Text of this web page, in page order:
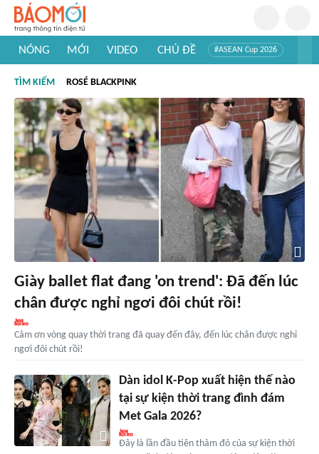
NÓNG MỚI VIDEO CHỦ ĐỀ #ASEAN Cup 2026
#Khám phá thế giới
TÌM KIẾM ROSÉ BLACKPINK
Giày ballet flat đang 'on trend': Đã đến lúc
chân được nghỉ ngơi đôi chút rồi!
Cảm ơn vòng quay thời trang đã quay đến đây, đến lúc chân được nghỉ
ngơi đôi chút rồi!
Dàn idol K-Pop xuất hiện thế nào
tại sự kiện thời trang đình đám
Met Gala 2026?
Đây là lần đầu tiên thảm đỏ của sự kiện thời